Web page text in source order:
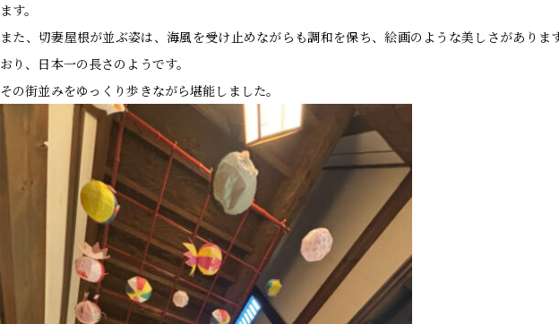
ます。
また、切妻屋根が並ぶ姿は、海風を受け止めながらも調和を保ち、絵画のような美しさがありま
おり、日本一の長さのようです。
その街並みをゆっくり歩きながら堪能しました。